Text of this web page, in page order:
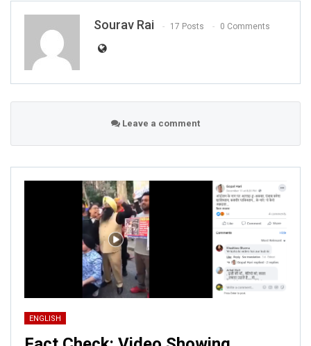
Sourav Rai 17 Posts 0 Comments
Leave a comment
ENGLISH